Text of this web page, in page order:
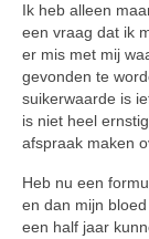
Ik heb alleen
een vraag dat ik
er mis met mij
gevonden te
suikerwaarde is
is niet heel
afspraak maken
Heb nu een
en dan mijn
een half jaar